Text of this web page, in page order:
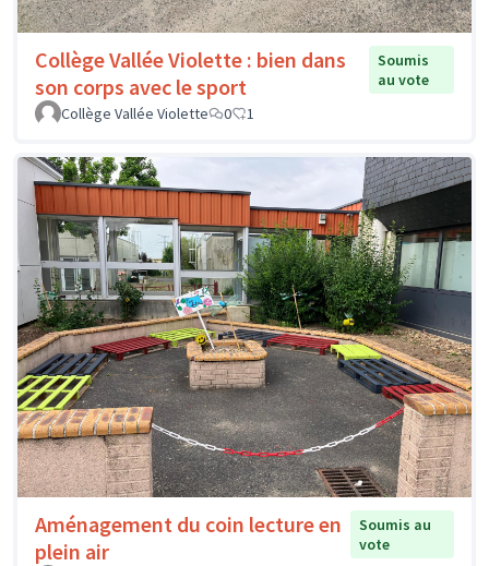
Collège Vallée Violette : bien dans
son corps avec le sport
Soumis
au vote
Collège Vallée Violette
0 1
Aménagement du coin lecture en
plein air
Soumis au
vote